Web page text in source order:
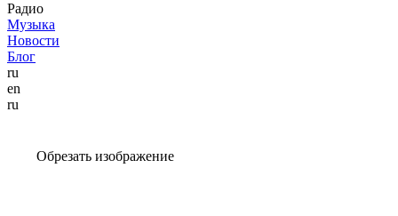
Радио
Музыка
Новости
Блог
ru
en
ru
Обрезать изображение